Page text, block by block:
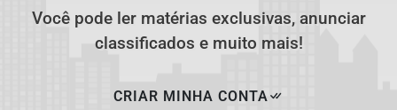
Você pode ler matérias exclusivas, anunciar
classificados e muito mais!
CRIAR MINHA CONTA